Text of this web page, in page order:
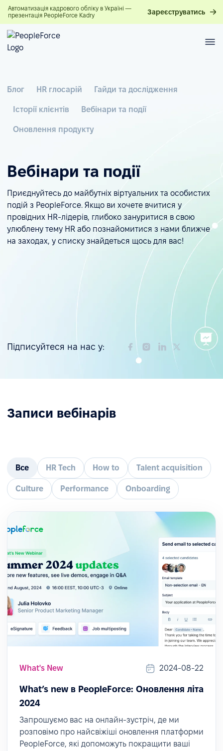
Автоматизація кадрового обліку в Україні —
презентація PeopleForce Kadry
Зареєструватись
Блог HR глосарій Гайди та дослідження
Історії клієнтів Вебінари та події
Оновлення продукту
Вебінари та події
Приєднуйтесь до майбутніх віртуальних та особистих
подій з PeopleForce. Якщо ви хочете вчитися у
провідних HR-лідерів, глибоко зануритися в свою
улюблену тему HR або познайомитися з нами ближче
на заходах, у списку знайдеться щось для вас!
Підписуйтеся на нас у:
Записи вебінарів
Все HR Tech How to Talent acquisition
Culture Performance Onboarding
What's New 2024-08-22
What’s new в PeopleForce: Оновлення літа
2024
Запрошуємо вас на онлайн-зустріч, де ми
розповімо про найсвіжіші оновлення платформи
PeopleForce, які допоможуть покращити ваші